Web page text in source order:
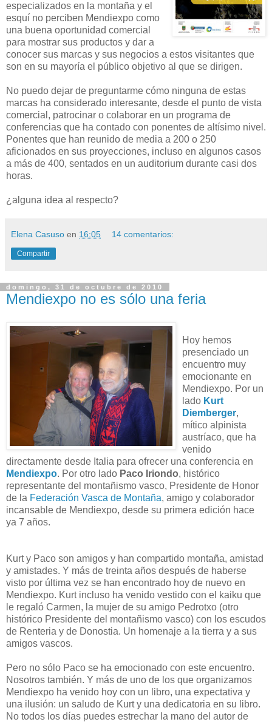
especializados en la montaña y el
esquí no perciben Mendiexpo como
una buena oportunidad comercial
para mostrar sus productos y dar a
conocer sus marcas y sus negocios a estos visitantes que
son en su mayoría el público objetivo al que se dirigen.
No puedo dejar de preguntarme cómo ninguna de estas
marcas ha considerado interesante, desde el punto de vista
comercial, patrocinar o colaborar en un programa de
conferencias que ha contado con ponentes de altísimo nivel.
Ponentes que han reunido de media a 200 o 250
aficionados en sus proyecciones, incluso en algunos casos
a más de 400, sentados en un auditorium durante casi dos
horas.
¿alguna idea al respecto?
Elena Casuso en 16:05 14 comentarios:
Compartir
domingo, 31 de octubre de 2010
Mendiexpo no es sólo una feria
Hoy hemos
presenciado un
encuentro muy
emocionante en
Mendiexpo. Por un
lado Kurt
Diemberger,
mítico alpinista
austríaco, que ha
venido
directamente desde Italia para ofrecer una conferencia en
Mendiexpo. Por otro lado Paco Iriondo, histórico
representante del montañismo vasco, Presidente de Honor
de la Federación Vasca de Montaña, amigo y colaborador
incansable de Mendiexpo, desde su primera edición hace
ya 7 años.
Kurt y Paco son amigos y han compartido montaña, amistad
y amistades. Y más de treinta años después de haberse
visto por última vez se han encontrado hoy de nuevo en
Mendiexpo. Kurt incluso ha venido vestido con el kaiku que
le regaló Carmen, la mujer de su amigo Pedrotxo (otro
histórico Presidente del montañismo vasco) con los escudos
de Renteria y de Donostia. Un homenaje a la tierra y a sus
amigos vascos.
Pero no sólo Paco se ha emocionado con este encuentro.
Nosotros también. Y más de uno de los que organizamos
Mendiexpo ha venido hoy con un libro, una expectativa y
una ilusión: un saludo de Kurt y una dedicatoria en su libro.
No todos los días puedes estrechar la mano del autor de